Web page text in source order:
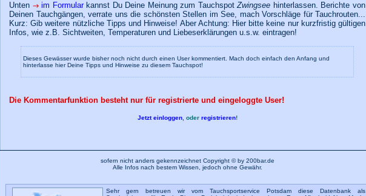
Unten
im Formularkannst Du Deine Meinung zum TauchspotZwingsee hinterlassen. Berichte von
Deinen Tauchgängen, verrate uns die schönsten Stellen im See, mach Vorschläge für Tauchrouten...
Kurz: Gib weitere nützliche Tipps und Hinweise! Aber Achtung: Hier bitte keine nur kurzfristig gültigen
Infos, wie z.B. Sichtweiten, Temperaturen und Liebeserklärungen u.s.w. eintragen!
Dieses Gewässer wurde bisher noch nicht durch einen User kommentiert. Mach doch einfach den Anfang und
hinterlasse hier Deine Tipps und Hinweise zu diesem Tauchspot!
Die Kommentarfunktion besteht nur für registrierte und eingeloggte User!
Jetzt einloggen, oder registrieren!
sofern nicht anders gekennzeichnet Copyright © by 200bar.de
Alle Infos nach bestem Wissen, jedoch ohne Gewähr.
Sehr gern betreuen wir vom Tauchsportservice Potsdam diese Datenbank als